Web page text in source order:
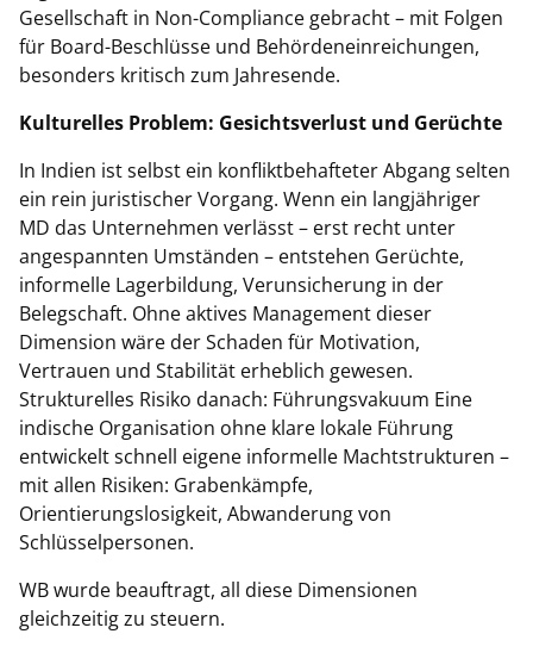
Gesellschaft in Non-Compliance gebracht – mit Folgen
für Board-Beschlüsse und Behördeneinreichungen,
besonders kritisch zum Jahresende.
Kulturelles Problem: Gesichtsverlust und Gerüchte
In Indien ist selbst ein konfliktbehafteter Abgang selten
ein rein juristischer Vorgang. Wenn ein langjähriger
MD das Unternehmen verlässt – erst recht unter
angespannten Umständen – entstehen Gerüchte,
informelle Lagerbildung, Verunsicherung in der
Belegschaft. Ohne aktives Management dieser
Dimension wäre der Schaden für Motivation,
Vertrauen und Stabilität erheblich gewesen.
Strukturelles Risiko danach: Führungsvakuum Eine
indische Organisation ohne klare lokale Führung
entwickelt schnell eigene informelle Machtstrukturen –
mit allen Risiken: Grabenkämpfe,
Orientierungslosigkeit, Abwanderung von
Schlüsselpersonen.
WB wurde beauftragt, all diese Dimensionen
gleichzeitig zu steuern.